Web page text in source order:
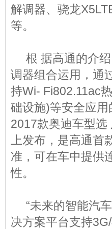
解调器、骁龙
等。
根 据高通的介绍
调器组合运用，通
持Wi- Fi802.11ac
础设施)等安全应
2017款奥迪车型
上发布，是高通
准，可在车中提供
性。
“未来的智能汽车
决方案平台支持